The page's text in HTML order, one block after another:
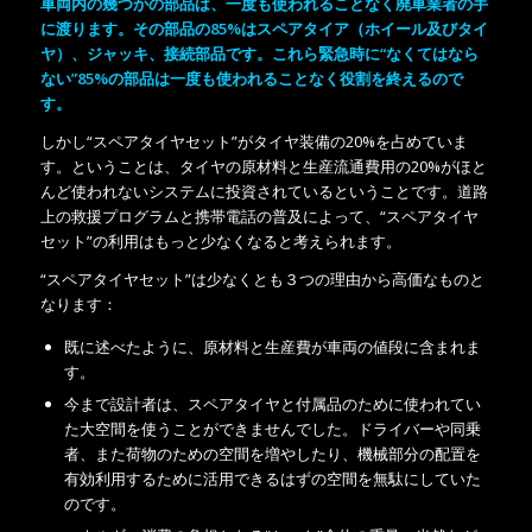
に渡ります。その部品の85%はスペアタイア（ホイール及びタイ
ヤ）、ジャッキ、接続部品です。これら緊急時に“なくてはなら
ない”85%の部品は一度も使われることなく役割を終えるので
す。
しかし“スペアタイヤセット”がタイヤ装備の20%を占めていま
す。ということは、タイヤの原材料と生産流通費用の20%がほと
んど使われないシステムに投資されているということです。道路
上の救援プログラムと携帯電話の普及によって、“スペアタイヤ
セット”の利用はもっと少なくなると考えられます。
“スペアタイヤセット”は少なくとも３つの理由から高価なものと
なります：
既に述べたように、原材料と生産費が車両の値段に含まれま
す。
今まで設計者は、スペアタイヤと付属品のために使われてい
た大空間を使うことができませんでした。ドライバーや同乗
者、また荷物のための空間を増やしたり、機械部分の配置を
有効利用するために活用できるはずの空間を無駄にしていた
のです。